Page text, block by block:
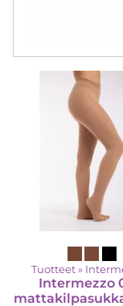
Tuotteet ‪»
Intermezzo